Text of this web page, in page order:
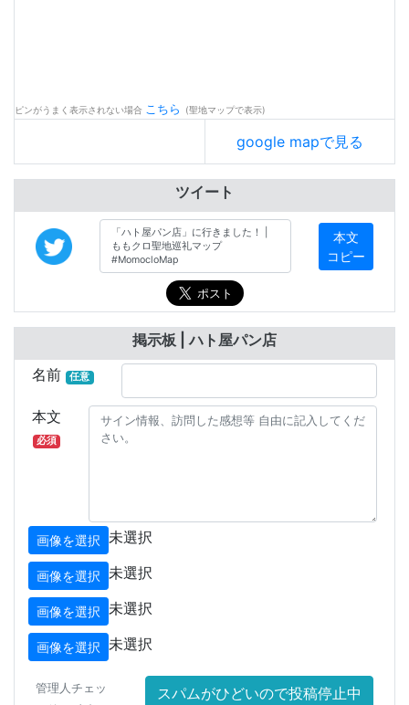
ピンがうまく表示されない場合 こちら (聖地マップで表示)
google mapで見る
ツイート
本文
コピー
掲示板 | ハト屋パン店
名前
任意
本文
必須
画像を選択 未選択
画像を選択 未選択
画像を選択 未選択
画像を選択 未選択
管理人チェッ
スパムがひどいので投稿停止中